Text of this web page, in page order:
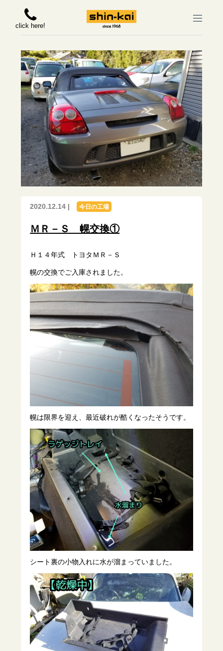
click here!
2020.12.14 | 今日の工場
ＭＲ－Ｓ 幌交換①
Ｈ１４年式 トヨタＭＲ－Ｓ
幌の交換でご入庫されました。
幌は限界を迎え、最近破れが酷くなったそうです。
シート裏の小物入れに水が溜まっていました。